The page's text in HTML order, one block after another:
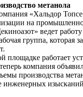
метанола
«Хальдор
на
ведет
группа, которая
работает
компания
производства
инженерных